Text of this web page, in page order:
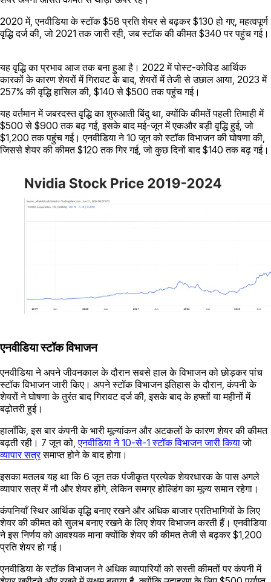
2020 में, एनवीडिया के स्टॉक $58 प्रति शेयर से बढ़कर $130 हो गए, महत्वपूर्ण
वृद्धि दर्ज की, जो 2021 तक जारी रही, जब स्टॉक की कीमत $340 पर पहुंच गई।
यह वृद्धि का प्रभाव आज तक बना हुआ है। 2022 में पोस्ट-कोविड आर्थिक
कारकों के कारण शेयरों में गिरावट के बाद, शेयरों में तेजी से उछाल आया, 2023 में
257% की वृद्धि हासिल की, $140 से $500 तक पहुंच गई।
यह वर्तमान में जबरदस्त वृद्धि का शुरुआती बिंदु था, क्योंकि कीमतें पहली तिमाही में
$500 से $900 तक बढ़ गईं, इसके बाद मई-जून में एकऔर बड़ी वृद्धि हुई, जो
$1,200 तक पहुंच गई। एनवीडिया ने 10 जून को स्टॉक विभाजन की घोषणा की,
जिससे शेयर की कीमत $120 तक गिर गई, जो कुछ दिनों बाद $140 तक बढ़ गई।
एनवीडिया स्टॉक विभाजन
एनवीडिया ने अपने जीवनकाल के दौरान सबसे हाल के विभाजन को छोड़कर पांच
स्टॉक विभाजन जारी किए। अपने स्टॉक विभाजन इतिहास के दौरान, कंपनी के
शेयरों ने घोषणा के तुरंत बाद गिरावट दर्ज की, इसके बाद के हफ्तों या महीनों में
बढ़ोतरी हुई।
हालाँकि, इस बार कंपनी के भारी मूल्यांकन और अटकलों के कारण शेयर की कीमत
बढ़ती रही। 7 जून को,एनवीडिया ने 10-से-1 स्टॉक विभाजन जारी कियाजो
व्यापार सत्रसमाप्त होने के बाद होगा।
इसका मतलब यह था कि 6 जून तक पंजीकृत प्रत्येक शेयरधारक के पास अगले
व्यापार सत्र में नौ और शेयर होंगे, लेकिन समग्र होल्डिंग का मूल्य समान रहेगा।
कंपनियाँ स्थिर आर्थिक वृद्धि बनाए रखने और अधिक बाजार प्रतिभागियों के लिए
शेयर की कीमत को सुलभ बनाए रखने के लिए शेयर विभाजन करती हैं। एनवीडिया
ने इस निर्णय को आवश्यक माना क्योंकि शेयर की कीमत तेजी से बढ़कर $1,200
प्रति शेयर हो गई।
एनवीडिया के स्टॉक विभाजन ने अधिक व्यापारियों को सस्ती कीमतों पर कंपनी में